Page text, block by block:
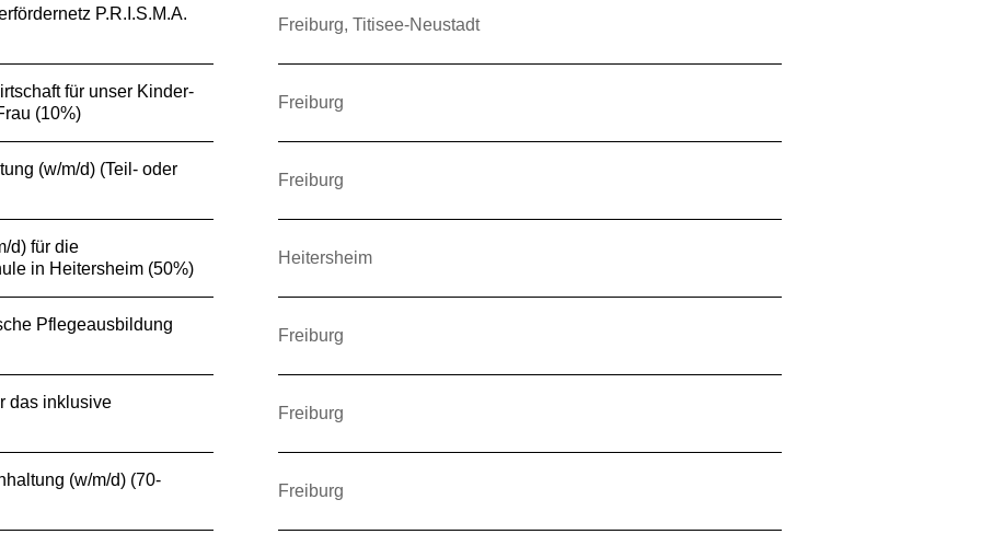
P.R.I.S.M.A.
Freiburg, Titisee-Neustadt
für unser Kinder-
(10%)
Freiburg
(w/m/d) (Teil- oder
Freiburg
d) für die
in Heitersheim (50%)
Heitersheim
Pflegeausbildung
Freiburg
das inklusive
Freiburg
(w/m/d) (70-
Freiburg